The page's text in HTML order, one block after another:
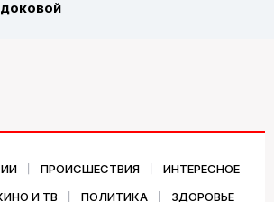
ПРОИСШЕСТВИЯ
ИНТЕРЕСНОЕ
И ТВ
ПОЛИТИКА ЗДОРОВЬЕ